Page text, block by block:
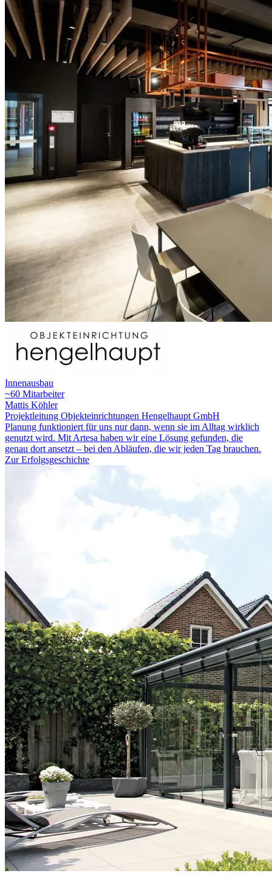
Innenausbau
~60 Mitarbeiter
Mattis Köhler
Projektleitung Objekteinrichtungen Hengelhaupt GmbH
Planung funktioniert für uns nur dann, wenn sie im Alltag wirklich
genutzt wird. Mit Artesa haben wir eine Lösung gefunden, die
genau dort ansetzt – bei den Abläufen, die wir jeden Tag brauchen.
Zur Erfolgsgeschichte